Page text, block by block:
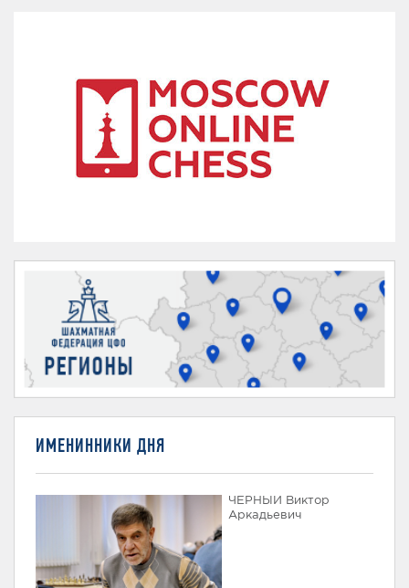
ИМЕНИННИКИ ДНЯ
ЧЕРНЫЙ Виктор
Аркадьевич